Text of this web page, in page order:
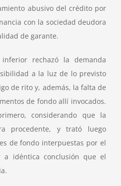
abusivo del crédito por
con la sociedad deudora
de garante.
rechazó la demanda
a la luz de lo previsto
de rito y, además, la falta de
de fondo allí invocados.
considerando que la
procedente, y trató luego
de fondo interpuestas por el
a idéntica conclusión que el